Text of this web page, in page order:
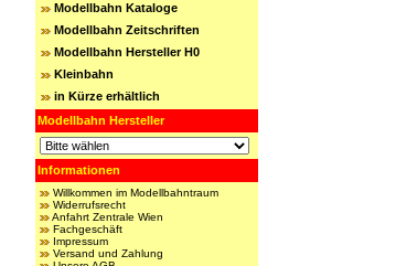
Modellbahn Kataloge
Modellbahn Zeitschriften
Modellbahn Hersteller H0
Kleinbahn
in Kürze erhältlich
Modellbahn Hersteller
Informationen
Willkommen im Modellbahntraum
Widerrufsrecht
Anfahrt Zentrale Wien
Fachgeschäft
Impressum
Versand und Zahlung